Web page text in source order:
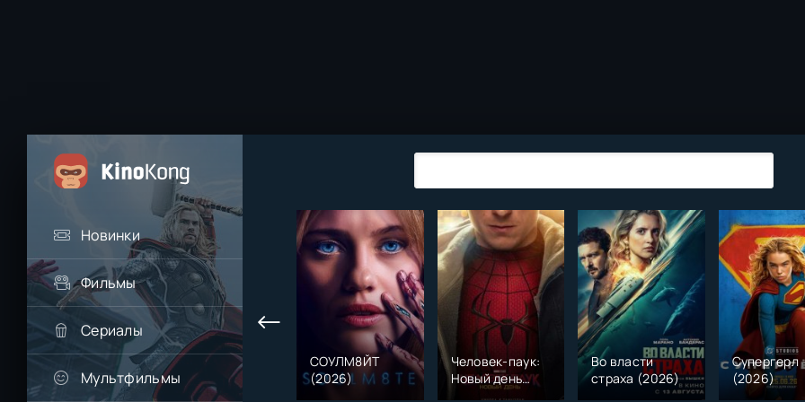
Новинки
Фильмы
Сериалы
Мультфильмы
СОУЛМ8ЙТ
(2026)
Человек-паук:
Новый день
(2026)
Во власти
страха (2026)
Супергерл
(2026)